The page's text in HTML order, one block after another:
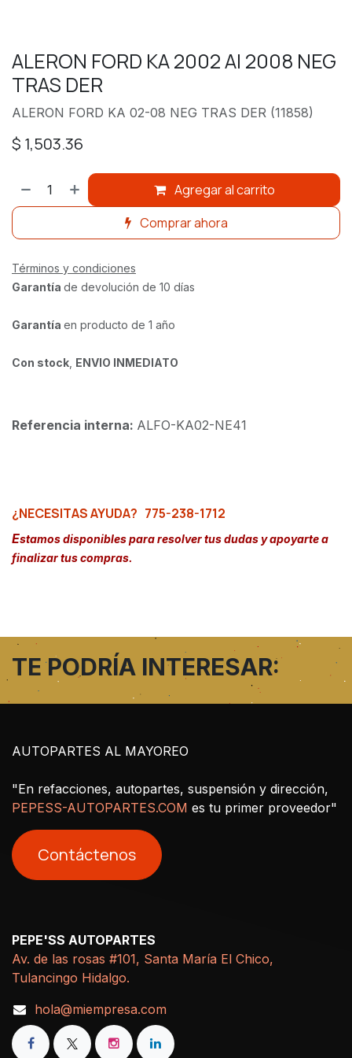
ALERON FORD KA 2002 Al 2008 NEG
TRAS DER
ALERON FORD KA 02-08 NEG TRAS DER (11858)
$ 1,503.36
Agregar al carrito
Comprar ahora
Términos y condiciones
Garantía de devolución de 10 días
Garantía en producto de 1 año
Con stock ENVIO INMEDIATO
Referencia interna: ALFO-KA02-NE41
¿NECESITAS AYUDA? 775-238-1712
Estamos disponibles para resolver tus dudas y apoyarte a
finalizar tus compras.
TE PODRÍA INTERESAR:
AUTOPARTES AL MAYOREO
"En refacciones, autopartes, suspensión y dirección,
PEPESS-AUTOPARTES.COM es tu primer proveedor"
Contáctenos
PEPE'SS AUTOPARTES
Av. de las rosas #101, Santa María El Chico,
Tulancingo Hidalgo.
hola@miempresa.com